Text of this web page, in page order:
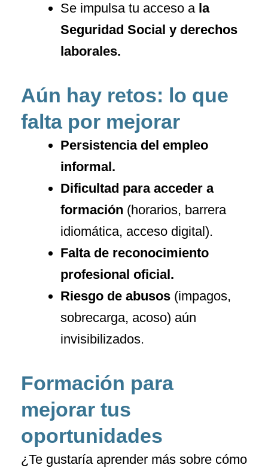
Se impulsa tu acceso a la
Seguridad Social y derechos
laborales.
Aún hay retos: lo que
falta por mejorar
Persistencia del empleo
informal.
Dificultad para acceder a
formación (horarios, barrera
idiomática, acceso digital).
Falta de reconocimiento
profesional oficial.
Riesgo de abusos (impagos,
sobrecarga, acoso) aún
invisibilizados.
Formación para
mejorar tus
oportunidades
¿Te gustaría aprender más sobre cómo